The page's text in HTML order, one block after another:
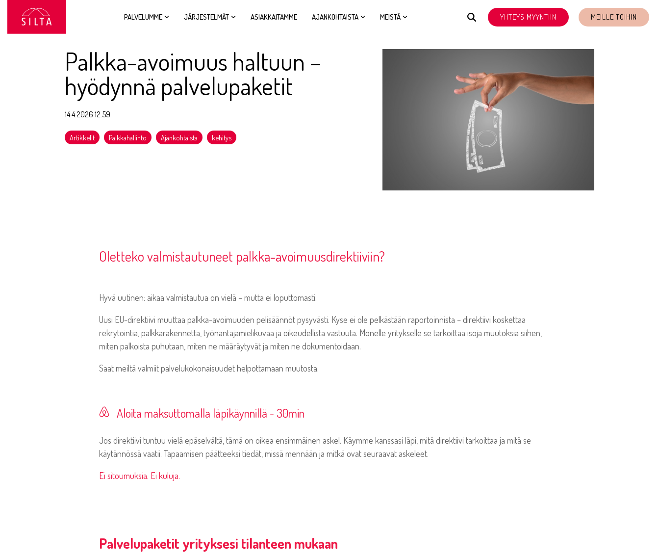
sisältöön.
PALVELUMME JÄRJESTELMÄT ASIAKKAITAMME AJANKOHTAISTA MEISTÄ YHTEYS MYYNTIIN MEILLE TÖIHIN
Palkka-avoimuus haltuun –
hyödynnä palvelupaketit
14.4.2026 12.59
Artikkelit Palkkahallinto Ajankohtaista kehitys
Oletteko valmistautuneet palkka-avoimuusdirektiiviin?
Hyvä uutinen: aikaa valmistautua on vielä – mutta ei loputtomasti.
Uusi EU-direktiivi muuttaa palkka-avoimuuden pelisäännöt pysyvästi. Kyse ei ole pelkästään raportoinnista – direktiivi koskettaa
rekrytointia, palkkarakennetta, työnantajamielikuvaa ja oikeudellista vastuuta. Monelle yritykselle se tarkoittaa isoja muutoksia siihen,
miten palkoista puhutaan, miten ne määräytyvät ja miten ne dokumentoidaan.
Saat meiltä valmiit palvelukokonaisuudet helpottamaan muutosta.
Aloita maksuttomalla läpikäynnillä - 30min
Jos direktiivi tuntuu vielä epäselvältä, tämä on oikea ensimmäinen askel. Käymme kanssasi läpi, mitä direktiivi tarkoittaa ja mitä se
käytännössä vaatii. Tapaamisen päätteeksi tiedät, missä mennään ja mitkä ovat seuraavat askeleet.
Ei sitoumuksia. Ei kuluja.
Palvelupaketit yrityksesi tilanteen mukaan